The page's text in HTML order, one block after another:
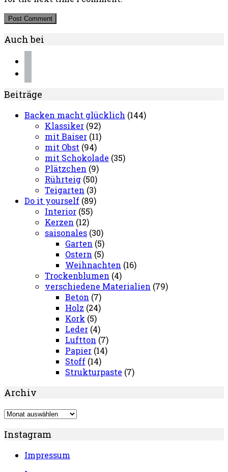
Auch bei
Beiträge
Backen macht glücklich (144)
Klassiker (92)
mit Baiser (11)
mit Obst (94)
mit Schokolade (35)
Plätzchen (9)
Rührteig (50)
Teigarten (3)
Do it yourself (89)
Interior (55)
Kerzen (12)
saisonales (30)
Garten (5)
Ostern (5)
Weihnachten (16)
Trockenblumen (4)
verschiedene Materialien (79)
Beton (7)
Holz (24)
Kork (5)
Leder (4)
Luftton (7)
Papier (14)
Stoff (14)
Strukturpaste (7)
Archiv
Archiv
Instagram
Impressum